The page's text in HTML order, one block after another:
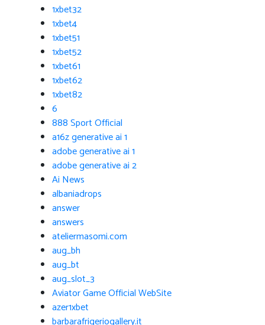
1xbet32
1xbet4
1xbet51
1xbet52
1xbet61
1xbet62
1xbet82
6
888 Sport Official
a16z generative ai 1
adobe generative ai 1
adobe generative ai 2
Ai News
albaniadrops
answer
answers
ateliermasomi.com
aug_bh
aug_bt
aug_slot_3
Aviator Game Official WebSite
azer1xbet
barbarafrigeriogallery.it